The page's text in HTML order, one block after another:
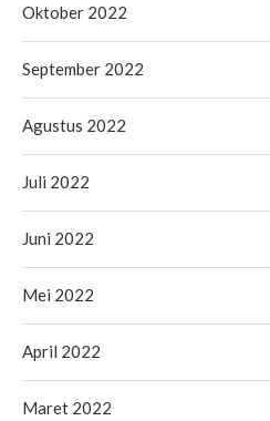
Oktober 2022
September 2022
Agustus 2022
Juli 2022
Juni 2022
Mei 2022
April 2022
Maret 2022